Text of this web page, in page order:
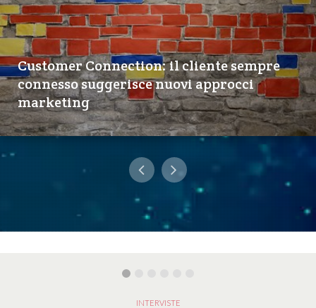
Customer Connection: il cliente sempre
connesso suggerisce nuovi approcci
marketing
INTERVISTE